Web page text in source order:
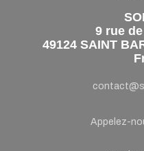
9 rue
49124 SAINT
Appelez-